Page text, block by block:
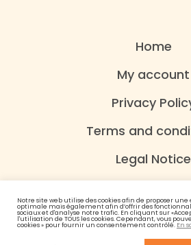
Home
My account
Privacy
Terms and
Legal Notice
Notre site web utilise des cookies afin de proposer
optimale mais également afin d’offrir des
sociaux et d'analyse notre trafic. En cliquant sur
l'utilisation de TOUS les cookies. Cependant, vous
cookies » pour fournir un consentement contrôlé. En